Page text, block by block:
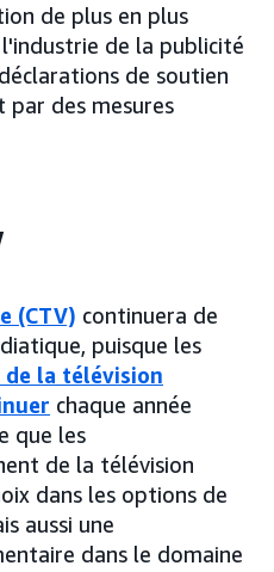
de plus en plus
de la publicité
de soutien
des mesures
(CTV) continuera de
puisque les
la télévision
chaque année
que les
de la télévision
dans les options de
aussi une
dans le domaine